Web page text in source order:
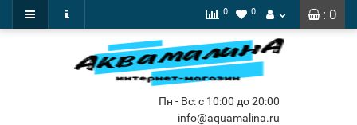
: 0
0 0
Пн - Вс: с 10:00 до 20:00
info@aquamalina.ru